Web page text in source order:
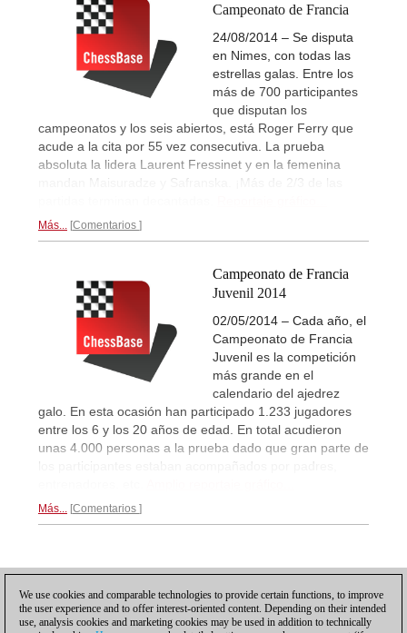
Campeonato de Francia
24/08/2014 – Se disputa
en Nimes, con todas las
estrellas galas. Entre los
más de 700 participantes
que disputan los
campeonatos y los seis abiertos, está Roger Ferry que
acude a la cita por 55 vez consecutiva. La prueba
absoluta la lidera Laurent Fressinet y en la femenina
mandan Maisuradze y Safranska. ¡Más de 2/3 de las
Más... Comentarios
Campeonato de Francia
Juvenil 2014
02/05/2014 – Cada año, el
Campeonato de Francia
Juvenil es la competición
más grande en el
calendario del ajedrez
galo. En esta ocasión han participado 1.233 jugadores
entre los 6 y los 20 años de edad. En total acudieron
unas 4.000 personas a la prueba dado que gran parte de
los participantes estaban acompañados por padres,
Más... Comentarios
Posting: 6 - 10
Desplácese hacia abajo para recargar más
We use cookies and comparable technologies to provide certain functions, to improve
the user experience and to offer interest-oriented content. Depending on their intended
use, analysis cookies and marketing cookies may be used in addition to technically